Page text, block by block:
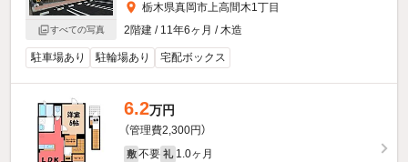
すべての写真
栃木県真岡市上高間木1丁目
2階建 / 11年6ヶ月 / 木造
駐車場あり 駐輪場あり 宅配ボックス
6.2万円
（管理費2,300円）
敷 不要 礼 1.0ヶ月